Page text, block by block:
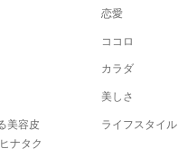
美容皮
ナタク
恋愛
ココロ
カラダ
美しさ
ライフスタイル